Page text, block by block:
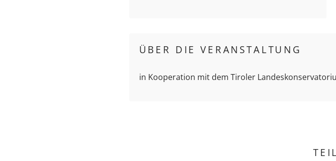
ÜBER DIE VERANSTALTUNG
in Kooperation mit dem Tiroler